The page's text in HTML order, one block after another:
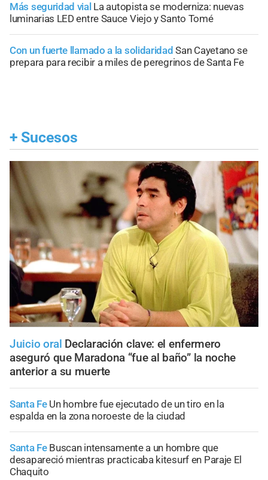
Más seguridad vial La autopista se moderniza: nuevas
luminarias LED entre Sauce Viejo y Santo Tomé
Con un fuerte llamado a la solidaridad San Cayetano se
prepara para recibir a miles de peregrinos de Santa Fe
+ Sucesos
Juicio oral Declaración clave: el enfermero
aseguró que Maradona “fue al baño” la noche
anterior a su muerte
Santa Fe Un hombre fue ejecutado de un tiro en la
espalda en la zona noroeste de la ciudad
Santa Fe Buscan intensamente a un hombre que
desapareció mientras practicaba kitesurf en Paraje El
Chaquito